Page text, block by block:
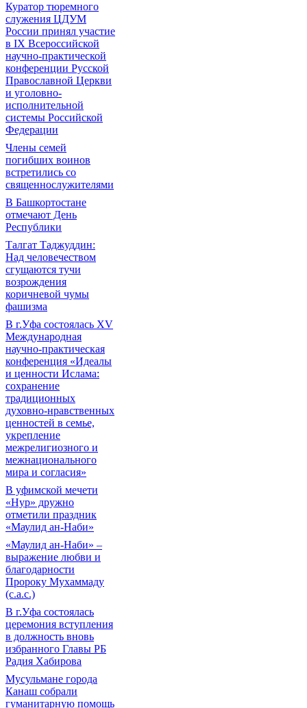
Куратор тюремного
служения ЦДУМ
России принял участие
в IX Всероссийской
научно-практической
конференции Русской
Православной Церкви
и уголовно-
исполнительной
системы Российской
Федерации
Члены семей
погибших воинов
встретились со
священнослужителями
В Башкортостане
отмечают День
Республики
Талгат Таджуддин:
Над человечеством
сгущаются тучи
возрождения
коричневой чумы
фашизма
В г.Уфа состоялась XV
Международная
научно-практическая
конференция «Идеалы
и ценности Ислама:
сохранение
традиционных
духовно-нравственных
ценностей в семье,
укрепление
межрелигиозного и
межнационального
мира и согласия»
В уфимской мечети
«Нур» дружно
отметили праздник
«Маулид ан-Наби»
«Маулид ан-Наби» –
выражение любви и
благодарности
Пророку Мухаммаду
(с.а.с.)
В г.Уфа состоялась
церемония вступления
в должность вновь
избранного Главы РБ
Радия Хабирова
Мусульмане города
Канаш собрали
гуманитарную помощь